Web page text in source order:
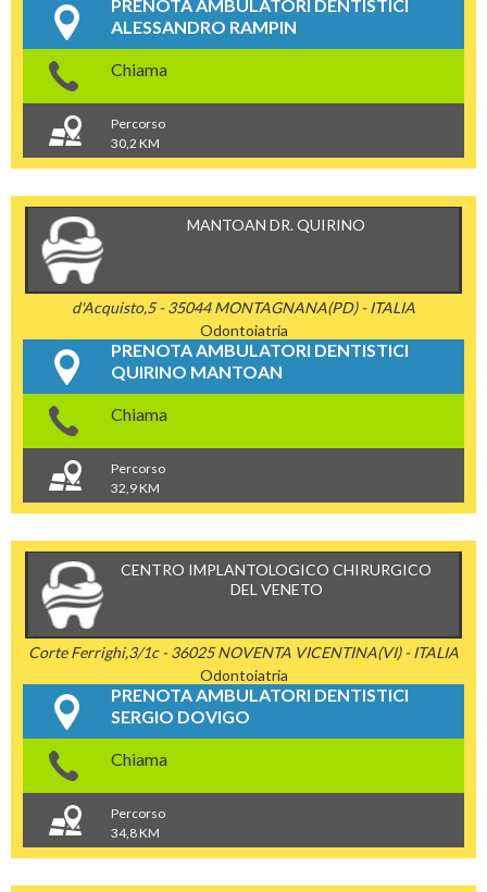
PRENOTA AMBULATORI DENTISTICI
ALESSANDRO RAMPIN
Chiama
Percorso
30,2 KM
MANTOAN DR. QUIRINO
d'Acquisto,5 - 35044 MONTAGNANA(PD) - ITALIA
Odontoiatria
PRENOTA AMBULATORI DENTISTICI
QUIRINO MANTOAN
Chiama
Percorso
32,9 KM
CENTRO IMPLANTOLOGICO CHIRURGICO
DEL VENETO
Corte Ferrighi,3/1c - 36025 NOVENTA VICENTINA(VI) - ITALIA
Odontoiatria
PRENOTA AMBULATORI DENTISTICI
SERGIO DOVIGO
Chiama
Percorso
34,8 KM